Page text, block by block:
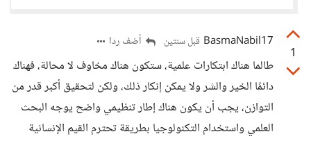
1
BasmaNabil17 قبل سنتين أضف ردا
طالما هناك ابتكارات علمية، ستكون هناك مخاوف لا محالة، فهناك
دائمًا الخير والشر ولا يمكن إنكار ذلك، ولكن لتحقيق أكبر قدر من
التوازن، يجب أن يكون هناك إطار تنظيمي واضح يوجه البحث
العلمي واستخدام التكنولوجيا بطريقة تحترم القيم الإنسانية